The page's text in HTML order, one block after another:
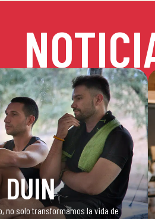
no solo transformamos la vida de